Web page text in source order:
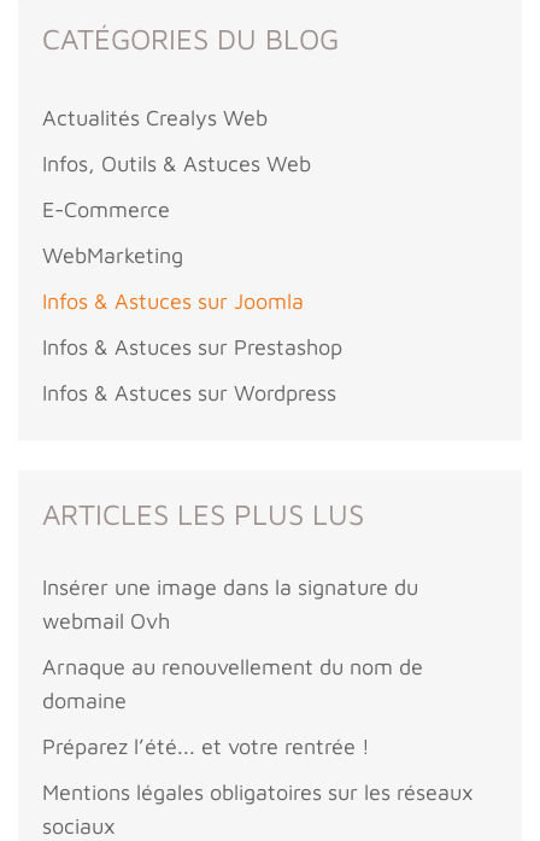
CATÉGORIES DU BLOG
Actualités Crealys Web
Infos, Outils & Astuces Web
E-Commerce
WebMarketing
Infos & Astuces sur Joomla
Infos & Astuces sur Prestashop
Infos & Astuces sur Wordpress
ARTICLES LES PLUS LUS
Insérer une image dans la signature du
webmail Ovh
Arnaque au renouvellement du nom de
domaine
Préparez l’été... et votre rentrée !
Mentions légales obligatoires sur les réseaux
sociaux